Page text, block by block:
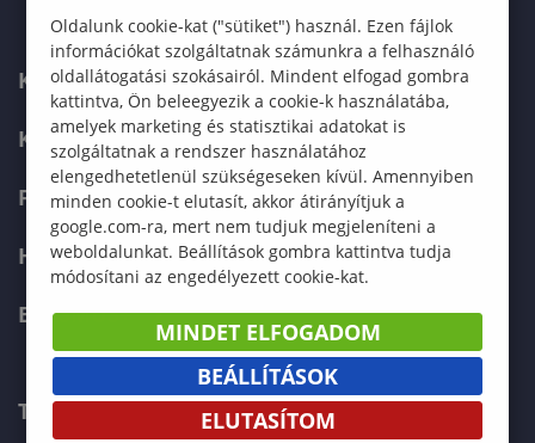
KARUNK
KÉPZÉSEK
FELVÉTELIZŐKNEK
HALLGATÓKNAK
ERASMUS+
TELEFONKÖNYV
Oldalunk cookie-kat ("sütiket") használ. Ezen fájlok
információkat szolgáltatnak számunkra a felhasználó
oldallátogatási szokásairól. Mindent elfogad gombra
kattintva, Ön beleegyezik a cookie-k használatába,
amelyek marketing és statisztikai adatokat is
szolgáltatnak a rendszer használatához
elengedhetetlenül szükségeseken kívül. Amennyiben
minden cookie-t elutasít, akkor átirányítjuk a
google.com-ra, mert nem tudjuk megjeleníteni a
weboldalunkat. Beállítások gombra kattintva tudja
módosítani az engedélyezett cookie-kat.
MINDET ELFOGADOM
BEÁLLÍTÁSOK
ELUTASÍTOM